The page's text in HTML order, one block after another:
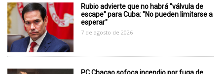
Rubio advierte que no habrá "válvula de
escape" para Cuba: "No pueden limitarse a
esperar"
7 de agosto de 2026